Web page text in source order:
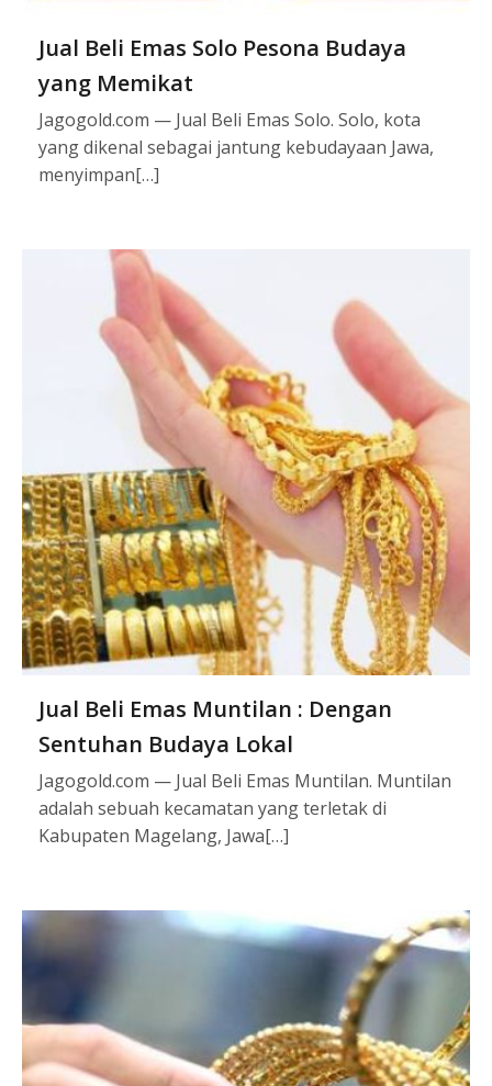
Jual Beli Emas Solo Pesona Budaya
yang Memikat
Jagogold.com — Jual Beli Emas Solo. Solo, kota
yang dikenal sebagai jantung kebudayaan Jawa,
menyimpan[…]
Jual Beli Emas Muntilan : Dengan
Sentuhan Budaya Lokal
Jagogold.com — Jual Beli Emas Muntilan. Muntilan
adalah sebuah kecamatan yang terletak di
Kabupaten Magelang, Jawa[…]